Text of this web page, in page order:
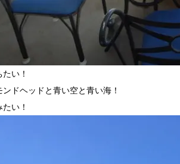
い！
ドヘッドと青い空と青い海！
い！